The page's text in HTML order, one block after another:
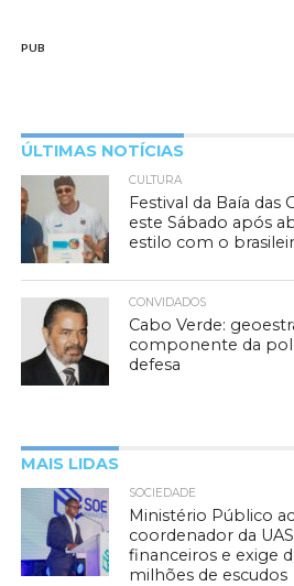
PUB
ÚLTIMAS NOTÍCIAS
CULTURA
Festival da Baía das
este Sábado após
estilo com o
CONVIDADOS
Cabo Verde:
componente da
defesa
MAIS LIDAS
SOCIEDADE
Ministério Público
coordenador da
financeiros e exige
milhões de escudos